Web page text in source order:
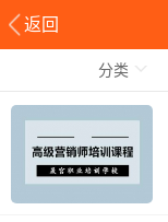
返回
分类